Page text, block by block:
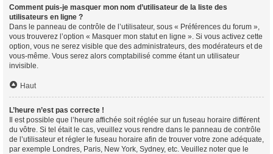
Comment puis-je masquer mon nom d’utilisateur de la liste des
utilisateurs en ligne ?
Dans le panneau de contrôle de l’utilisateur, sous « Préférences du forum »,
vous trouverez l’option « Masquer mon statut en ligne ». Si vous activez cette
option, vous ne serez visible que des administrateurs, des modérateurs et de
vous-même. Vous serez alors comptabilisé comme étant un utilisateur
invisible.
Haut
L’heure n’est pas correcte !
Il est possible que l’heure affichée soit réglée sur un fuseau horaire différent
du vôtre. Si tel était le cas, veuillez vous rendre dans le panneau de contrôle
de l’utilisateur et régler le fuseau horaire afin de trouver votre zone adéquate,
par exemple Londres, Paris, New York, Sydney, etc. Veuillez noter que le